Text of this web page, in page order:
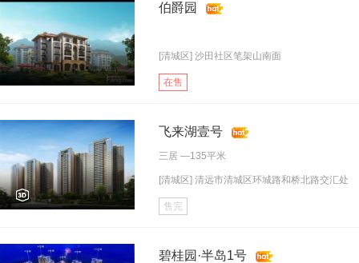
伯爵园
[清城区] 沙田社区笔架山南面
在售
飞来湖壹号
三居 —135平米
[清城区] 清远市清城区环城路和桥北路交汇处
售完
碧桂园·半岛1号